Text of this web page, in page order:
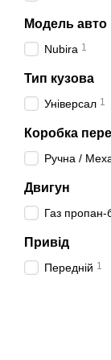
Модель авто
Nubira 1
Тип кузова
Універсал 1
Коробка
Ручна /
Двигун
Газ пропан-
Привід
Передній 1